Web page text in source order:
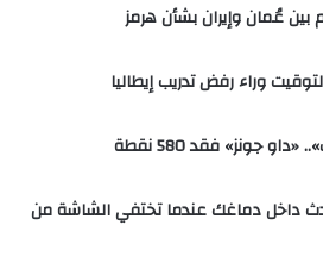
عُمان وإيران بشأن هرمز
وراء رفض تدريب إيطاليا
جونز» فقد 580 نقطة
داخل دماغك عندما تختفي الشاشة من